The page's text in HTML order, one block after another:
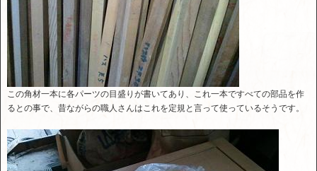
この角材一本に各パーツの目盛りが書いてあり、これ一本ですべての部品を作
るとの事で、昔ながらの職人さんはこれを定規と言って使っているそうです。